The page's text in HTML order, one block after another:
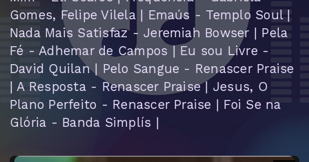
Gomes, Felipe Vilela | Emaús - Templo Soul |
Nada Mais Satisfaz - Jeremiah Bowser | Pela
Fé - Adhemar de Campos | Eu sou Livre -
David Quilan | Pelo Sangue - Renascer Praise
| A Resposta - Renascer Praise | Jesus, O
Plano Perfeito - Renascer Praise | Foi Se na
Glória - Banda Simplís |